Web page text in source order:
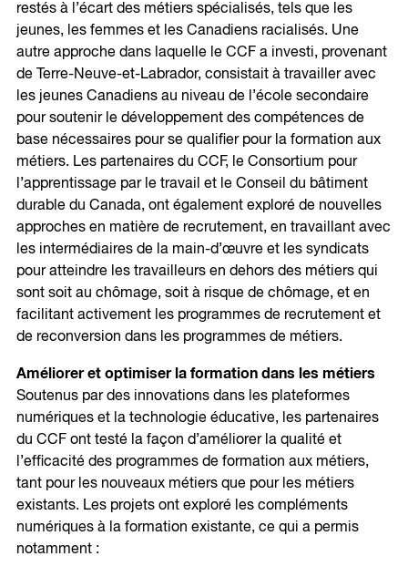
restés à l’écart des métiers spécialisés, tels que les
jeunes, les femmes et les Canadiens racialisés. Une
autre approche dans laquelle le CCF a investi, provenant
de Terre-Neuve-et-Labrador, consistait à travailler avec
les jeunes Canadiens au niveau de l’école secondaire
pour soutenir le développement des compétences de
base nécessaires pour se qualifier pour la formation aux
métiers. Les partenaires du CCF, le Consortium pour
l’apprentissage par le travail et le Conseil du bâtiment
durable du Canada, ont également exploré de nouvelles
approches en matière de recrutement, en travaillant avec
les intermédiaires de la main-d’œuvre et les syndicats
pour atteindre les travailleurs en dehors des métiers qui
sont soit au chômage, soit à risque de chômage, et en
facilitant activement les programmes de recrutement et
de reconversion dans les programmes de métiers.
Améliorer et optimiser la formation dans les métiers
Soutenus par des innovations dans les plateformes
numériques et la technologie éducative, les partenaires
du CCF ont testé la façon d’améliorer la qualité et
l’efficacité des programmes de formation aux métiers,
tant pour les nouveaux métiers que pour les métiers
existants. Les projets ont exploré les compléments
numériques à la formation existante, ce qui a permis
notamment :